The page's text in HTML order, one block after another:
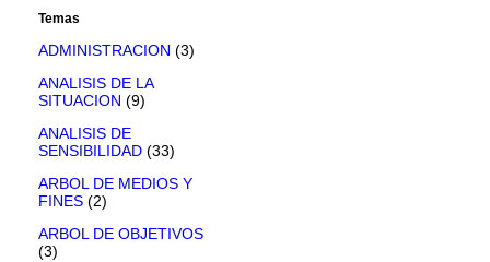
Temas
ADMINISTRACION (3)
ANALISIS DE LA
SITUACION (9)
ANALISIS DE
SENSIBILIDAD (33)
ARBOL DE MEDIOS Y
FINES (2)
ARBOL DE OBJETIVOS
(3)